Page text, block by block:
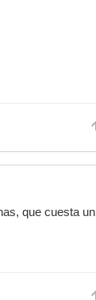
que cuesta un